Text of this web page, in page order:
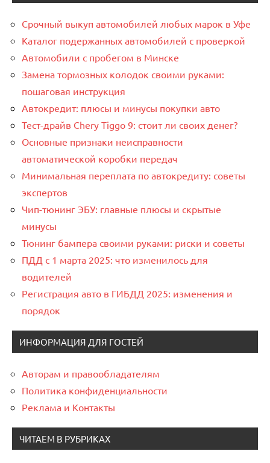
Срочный выкуп автомобилей любых марок в Уфе
Каталог подержанных автомобилей с проверкой
Автомобили с пробегом в Минске
Замена тормозных колодок своими руками:
пошаговая инструкция
Автокредит: плюсы и минусы покупки авто
Тест-драйв Chery Tiggo 9: стоит ли своих денег?
Основные признаки неисправности
автоматической коробки передач
Минимальная переплата по автокредиту: советы
экспертов
Чип-тюнинг ЭБУ: главные плюсы и скрытые
минусы
Тюнинг бампера своими руками: риски и советы
ПДД с 1 марта 2025: что изменилось для
водителей
Регистрация авто в ГИБДД 2025: изменения и
порядок
ИНФОРМАЦИЯ ДЛЯ ГОСТЕЙ
Авторам и правообладателям
Политика конфиденциальности
Реклама и Контакты
ЧИТАЕМ В РУБРИКАХ